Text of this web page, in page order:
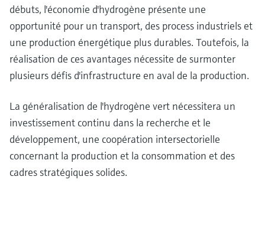
débuts, l'économie d'hydrogène présente une
opportunité pour un transport, des process industriels et
une production énergétique plus durables. Toutefois, la
réalisation de ces avantages nécessite de surmonter
plusieurs défis d'infrastructure en aval de la production.
La généralisation de l'hydrogène vert nécessitera un
investissement continu dans la recherche et le
développement, une coopération intersectorielle
concernant la production et la consommation et des
cadres stratégiques solides.